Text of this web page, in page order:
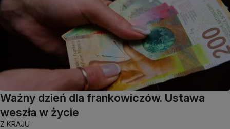
Ważny dzień dla frankowiczów. Ustawa
weszła w życie
Z KRAJU